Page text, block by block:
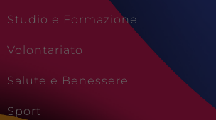
Studio e Formazione
Volontariato
Salute e Benessere
Sport